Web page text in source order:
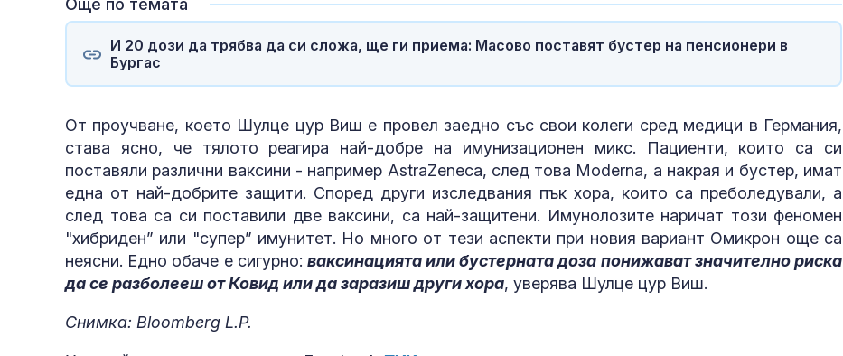
Още по темата
И 20 дози да трябва да си сложа, ще ги приема: Масово поставят бустер на пенсионери в
Бургас
От проучване, което Шулце цур Виш е провел заедно със свои колеги сред медици в Германия,
става ясно, че тялото реагира най-добре на имунизационен микс. Пациенти, които са си
поставяли различни ваксини - например AstraZeneca, след това Moderna, а накрая и бустер, имат
една от най-добрите защити. Според други изследвания пък хора, които са преболедували, а
след това са си поставили две ваксини, са най-защитени. Имунолозите наричат този феномен
"хибриден” или "супер” имунитет. Но много от тези аспекти при новия вариант Омикрон още са
неясни. Едно обаче е сигурно: ваксинацията или бустерната доза понижават значително риска
да се разболееш от Ковид или да заразиш други хора, уверява Шулце цур Виш.
Снимка: Bloomberg L.P.